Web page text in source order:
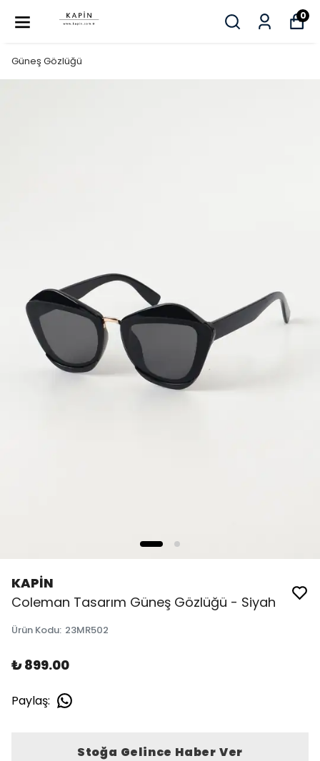
0
Güneş Gözlüğü
KAPİN
Coleman Tasarım Güneş Gözlüğü - Siyah
Ürün Kodu: 23MR502
₺ 899.00
Paylaş:
Stoğa Gelince Haber Ver